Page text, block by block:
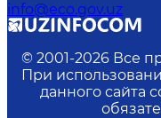
info@eco.gov.uz
© 2001-2026 Все
При
данного сайта